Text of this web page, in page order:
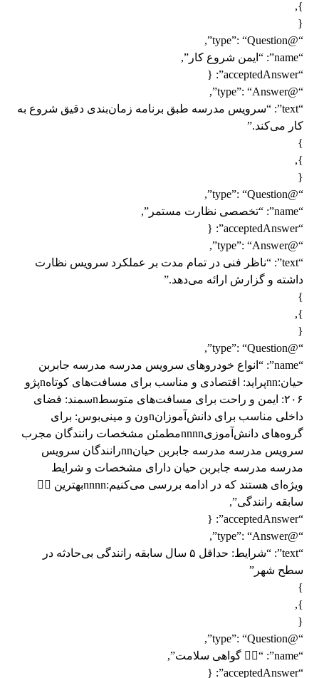
},
{
“@type”: “Question”,
“name”: “ایمن شروع کار”,
“acceptedAnswer”: {
“@type”: “Answer”,
“text”: “سرویس مدرسه طبق برنامه زمان‌بندی دقیق شروع به
کار می‌کند.”
}
},
{
“@type”: “Question”,
“name”: “تخصصی نظارت مستمر”,
“acceptedAnswer”: {
“@type”: “Answer”,
“text”: “ناظر فنی در تمام مدت بر عملکرد سرویس نظارت
داشته و گزارش ارائه می‌دهد.”
}
},
{
“@type”: “Question”,
“name”: “انواع خودروهای سرویس مدرسه مدرسه جابربن
حیان:nnپراید: اقتصادی و مناسب برای مسافت‌های کوتاهnپژو
۲۰۶: ایمن و راحت برای مسافت‌های متوسطnسمند: فضای
داخلی مناسب برای دانش‌آموزانnون و مینی‌بوس: برای
گروه‌های دانش‌آموزیnnnnمطمئن مشخصات رانندگان مجرب
سرویس مدرسه مدرسه جابربن حیانnnرانندگان سرویس
مدرسه مدرسه جابربن حیان دارای مشخصات و شرایط
ویژه‌ای هستند که در ادامه بررسی می‌کنیم:nnnnبهترین 👨‍✈️
سابقه رانندگی”,
“acceptedAnswer”: {
“@type”: “Answer”,
“text”: “شرایط: حداقل ۵ سال سابقه رانندگی بی‌حادثه در
سطح شهر”
}
},
{
“@type”: “Question”,
“name”: “👨‍✈️ گواهی سلامت”,
“acceptedAnswer”: {